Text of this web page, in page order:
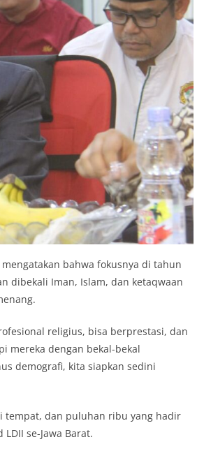
bahwa fokusnya di tahun
dibekali Iman, Islam, dan ketaqwaan
religius, bisa berprestasi, dan
mereka dengan bekal-bekal
demografi, kita siapkan sedini
tempat, dan puluhan ribu yang hadir
se-Jawa Barat.